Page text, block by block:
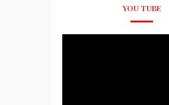
YOU TUBE